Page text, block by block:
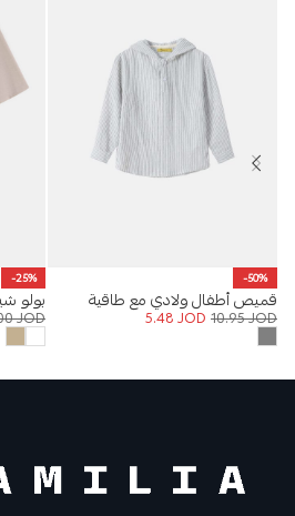
-50%
قميص أطفال ولادي مع طاقية
10.95JOD
5.48JOD
-25%
بولو
JOD